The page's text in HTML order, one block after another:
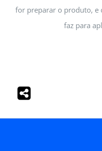
for preparar o produto, e
faz para